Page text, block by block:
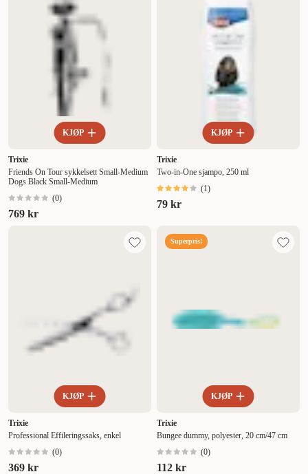
KJØP
Trixie
Friends On Tour sykkelsett Small-Medium
Dogs Black Small-Medium
(0)
769 kr
KJØP
Trixie
Two-in-One sjampo, 250 ml
(1)
79 kr
KJØP
Trixie
Professional Effileringssaks, enkel
(0)
369 kr
Superpris!
KJØP
Trixie
Bungee dummy, polyester, 20 cm/47 cm
(0)
112 kr